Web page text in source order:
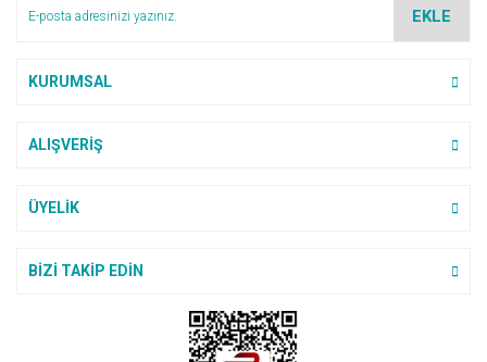
EKLE
KURUMSAL
ALIŞVERİŞ
ÜYELİK
BİZİ TAKİP EDİN